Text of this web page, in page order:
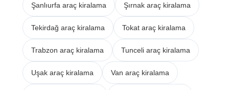
Şanlıurfa araç kiralama Şırnak araç kiralama
Tekirdağ araç kiralama Tokat araç kiralama
Trabzon araç kiralama Tunceli araç kiralama
Uşak araç kiralama Van araç kiralama